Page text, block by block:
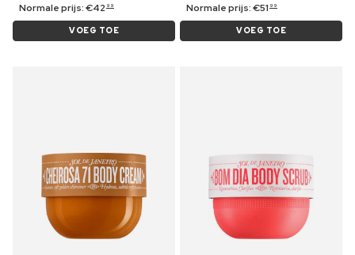
Normale prijs:€42 99
VOEG TOE
Normale prijs:€51 99
VOEG TOE